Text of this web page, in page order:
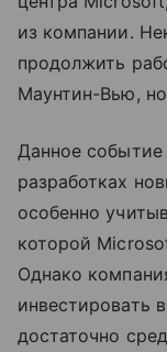
из компании.
продолжить
Маунтин-Вью,
Данное событие
разработках
особенно
которой
Однако
инвестировать
достаточно